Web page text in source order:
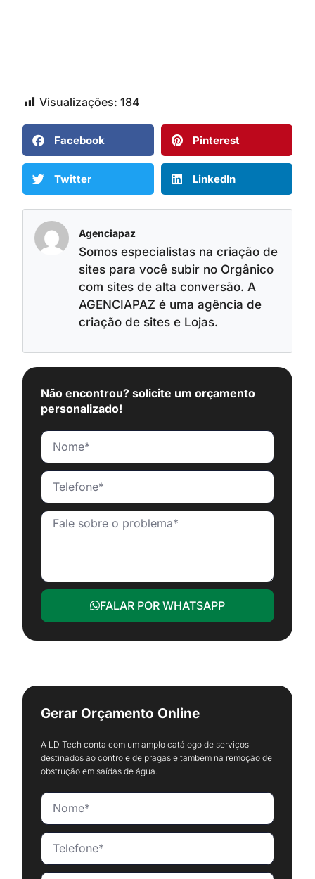
Visualizações: 184
Facebook Pinterest
Twitter LinkedIn
Agenciapaz
Somos especialistas na criação de
sites para você subir no Orgânico
com sites de alta conversão. A
AGENCIAPAZ é uma agência de
criação de sites e Lojas.
Não encontrou? solicite um orçamento
personalizado!
FALAR POR WHATSAPP
Gerar Orçamento Online
A LD Tech conta com um amplo catálogo de serviços
destinados ao controle de pragas e também na remoção de
obstrução em saídas de água.